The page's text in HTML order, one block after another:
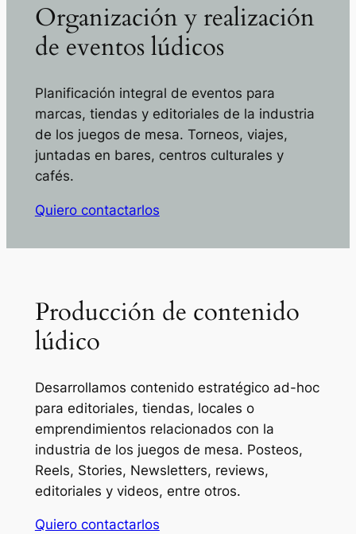
Organización y realización
de eventos lúdicos
Planificación integral de eventos para
marcas, tiendas y editoriales de la industria
de los juegos de mesa. Torneos, viajes,
juntadas en bares, centros culturales y
cafés.
Quiero contactarlos
Producción de contenido
lúdico
Desarrollamos contenido estratégico ad-hoc
para editoriales, tiendas, locales o
emprendimientos relacionados con la
industria de los juegos de mesa. Posteos,
Reels, Stories, Newsletters, reviews,
editoriales y videos, entre otros.
Quiero contactarlos